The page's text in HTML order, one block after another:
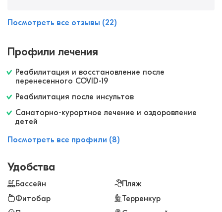
питание. Все порадовало! Есть еще детская
комната, где ребенку было чем себя занять.
решают быстро и всегда вежливы.
Посмотреть все отзывы (22)
Профили лечения
Реабилитация и восстановление после
перенесенного COVID-19
Реабилитация после инсультов
Санаторно-курортное лечение и оздоровление
детей
Посмотреть все профили (8)
Удобства
Бассейн
Пляж
Фитобар
Терренкур